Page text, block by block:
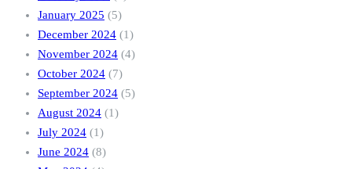
January 2025 (5)
December 2024 (1)
November 2024 (4)
October 2024 (7)
September 2024 (5)
August 2024 (1)
July 2024 (1)
June 2024 (8)